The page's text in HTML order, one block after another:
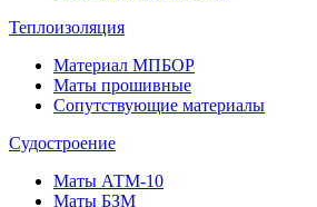
Теплоизоляция
Материал МПБОР
Маты прошивные
Сопутствующие материалы
Судостроение
Маты АТМ-10
Маты БЗМ